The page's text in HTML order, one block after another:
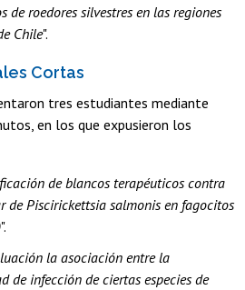
de roedores silvestres en las regiones
Chile".
Cortas
tres estudiantes mediante
en los que expusieron los
de blancos terapéuticos contra
de Piscirickettsia salmonis en fagocitos
".
la asociación entre la
de infección de ciertas especies de